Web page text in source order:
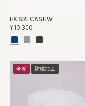
HK SRL CAS HW
¥10,300
全新 防曬加工